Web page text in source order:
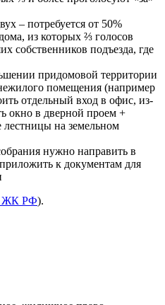
– потребуется от 50%
из которых ⅔ голосов
собственников подъезда, где
придомовой территории
помещения (например
отдельный вход в офис, из-
окно в дверной проем +
лестницы на земельном
нужно направить в
к документам для
ЖК РФ).